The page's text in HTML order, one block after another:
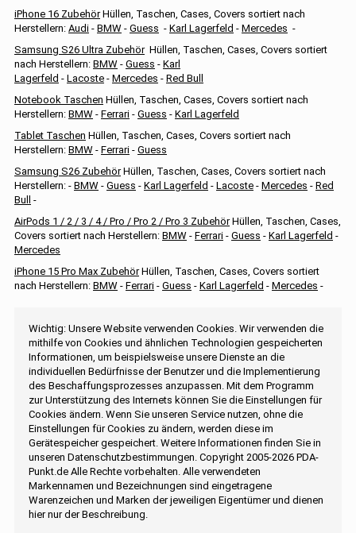
iPhone 16 ZubehörHüllen, Taschen, Cases, Covers sortiert nach
Herstellern: Audi - BMW - Guess - Karl Lagerfeld - Mercedes -
Samsung S26 Ultra ZubehörHüllen, Taschen, Cases, Covers sortiert
nach Herstellern: BMW - Guess - Karl
Lagerfeld - Lacoste - Mercedes - Red Bull
Notebook Taschen Hüllen, Taschen, Cases, Covers sortiert nach
Herstellern: BMW - Ferrari - Guess - Karl Lagerfeld
Tablet Taschen Hüllen, Taschen, Cases, Covers sortiert nach
Herstellern: BMW - Ferrari - Guess
Samsung S26 ZubehörHüllen, Taschen, Cases, Covers sortiert nach
Herstellern: - BMW - Guess - Karl Lagerfeld - Lacoste - Mercedes - Red
Bull
-
AirPods 1 / 2 / 3 / 4 / Pro / Pro 2 / Pro 3 ZubehörHüllen, Taschen, Cases,
Covers sortiert nach Herstellern: BMW - Ferrari - Guess - Karl Lagerfeld -
Mercedes
iPhone 15 Pro Max ZubehörHüllen, Taschen, Cases, Covers sortiert
nach Herstellern: BMW - Ferrari - Guess - Karl Lagerfeld - Mercedes -
Wichtig: Unsere Website verwenden Cookies. Wir verwenden die
mithilfe von Cookies und ähnlichen Technologien gespeicherten
Informationen, um beispielsweise unsere Dienste an die
individuellen Bedürfnisse der Benutzer und die Implementierung
des Beschaffungsprozesses anzupassen. Mit dem Programm
zur Unterstützung des Internets können Sie die Einstellungen für
Cookies ändern. Wenn Sie unseren Service nutzen, ohne die
Einstellungen für Cookies zu ändern, werden diese im
Gerätespeicher gespeichert. Weitere Informationen finden Sie in
unseren Datenschutzbestimmungen. Copyright 2005-2026 PDA-
Punkt.de Alle Rechte vorbehalten. Alle verwendeten
Markennamen und Bezeichnungen sind eingetragene
Warenzeichen und Marken der jeweiligen Eigentümer und dienen
hier nur der Beschreibung.